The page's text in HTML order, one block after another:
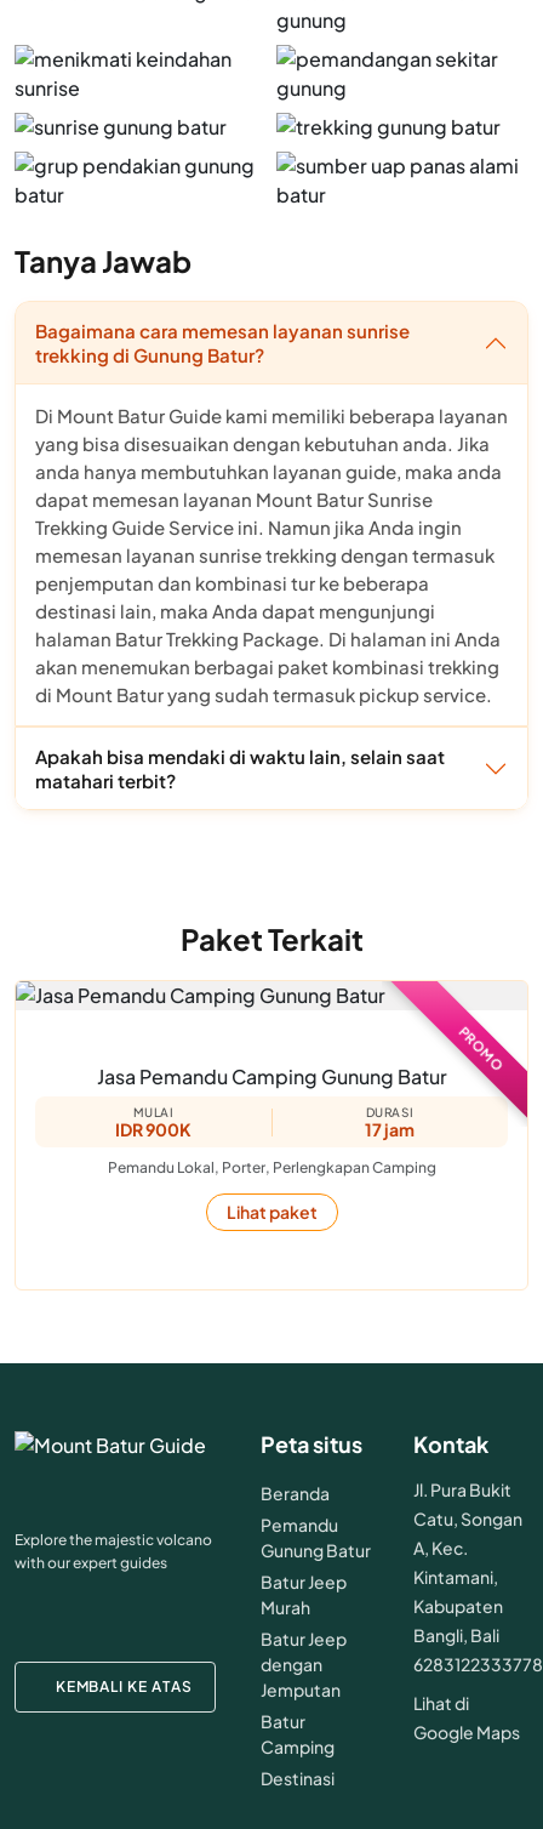
Tanya Jawab
Bagaimana cara memesan layanan sunrise
trekking di Gunung Batur?
Di Mount Batur Guide kami memiliki beberapa layanan
yang bisa disesuaikan dengan kebutuhan anda. Jika
anda hanya membutuhkan layanan guide, maka anda
dapat memesan layanan Mount Batur Sunrise
Trekking Guide Service ini. Namun jika Anda ingin
memesan layanan sunrise trekking dengan termasuk
penjemputan dan kombinasi tur ke beberapa
destinasi lain, maka Anda dapat mengunjungi
halaman Batur Trekking Package. Di halaman ini Anda
akan menemukan berbagai paket kombinasi trekking
di Mount Batur yang sudah termasuk pickup service.
Apakah bisa mendaki di waktu lain, selain saat
matahari terbit?
Paket Terkait
Jasa Pemandu Camping Gunung Batur
MULAI
IDR 900K
DURASI
17 jam
Pemandu Lokal, Porter, Perlengkapan Camping
Lihat paket
PROMO
Explore the majestic volcano
with our expert guides
KEMBALI KE ATAS
Peta situs
Beranda
Pemandu
Gunung Batur
Batur Jeep
Murah
Batur Jeep
dengan
Jemputan
Batur
Camping
Destinasi
Kontak
Jl. Pura Bukit
Catu, Songan
A, Kec.
Kintamani,
Kabupaten
Bangli, Bali
6283122333778
Lihat di
Google Maps